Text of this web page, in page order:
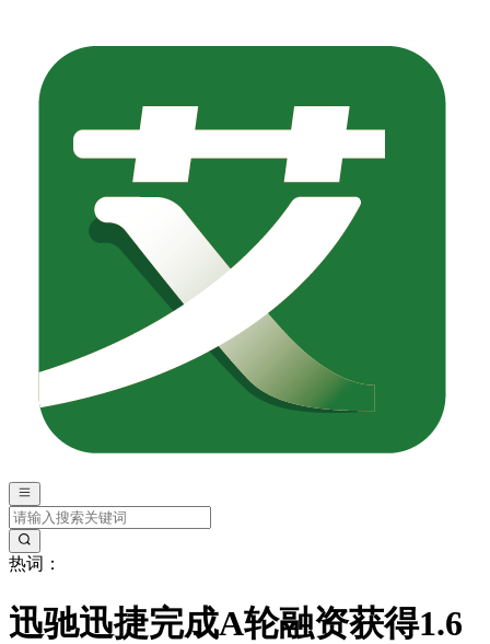
热词：
迅驰迅捷完成A轮融资获得1.6